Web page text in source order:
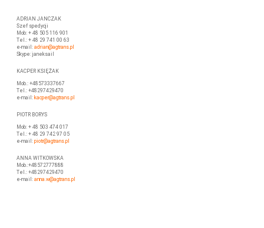
ADRIAN JANCZAK
Szef spedycji
Mob: + 48 505 116 901
Tel.: + 48 29 741 00 63
e-mail:adrian@agtrans.pl
Skype: janeksail
KACPER KSIĘŻAK
Mob.: +48573337667
Tel.: +48297429470
e-mail:kacper@agtrans.pl
PIOTR BORYS
Mob: + 48 503 474 017
Tel.: + 48 29 742 97 05
e-mail:piotr@agtrans.pl
ANNA WITKOWSKA
Mob.:+48572777888
Tel.: +48297429470
e-mail:anna.w@agtrans.pl